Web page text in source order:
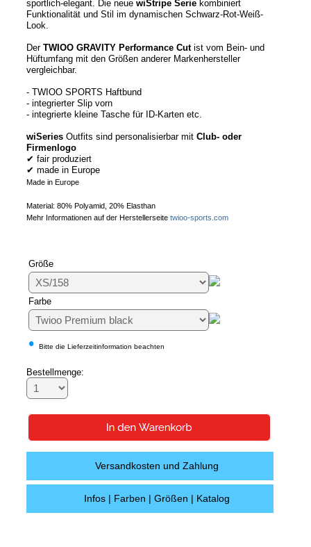
sportlich-elegant. Die neue wiStripe Seriekombiniert
Funktionalität und Stil im dynamischen Schwarz-Rot-Weiß-
Look.
Der TWIOO GRAVITY Performance Cutist vom Bein- und
Hüftumfang mit den Größen anderer Markenhersteller
vergleichbar.
- TWIOO SPORTS Haftbund
- integrierter Slip vorn
- integrierte kleine Tasche für ID-Karten etc.
wiSeriesOutfits sind personalisierbar mit Club- oder
Firmenlogo
✔ fair produziert
✔ made in Europe
Made in Europe
Material: 80% Polyamid, 20% Elasthan
Mehr Informationen auf der Herstellerseite twioo-sports.com
Größe
Farbe
• Bitte die Lieferzeitinformation beachten
Bestellmenge:
Versandkosten und Zahlung
Infos | Farben | Größen | Katalog